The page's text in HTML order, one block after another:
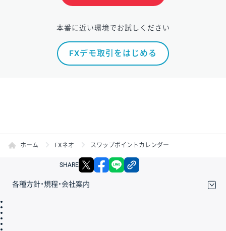
本番に近い環境でお試しください
FXデモ取引をはじめる
ホーム FXネオ スワップポイントカレンダー
SHARE X facebook
各種方針・規程・会社案内